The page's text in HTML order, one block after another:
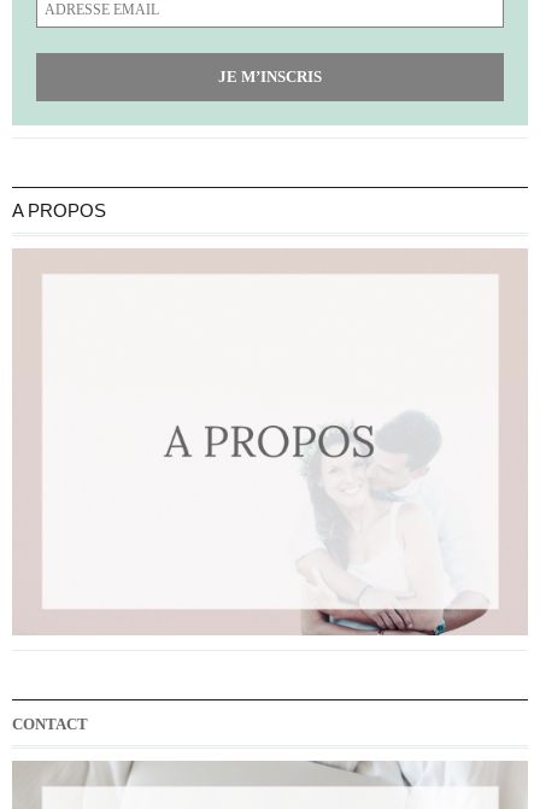
JE M’INSCRIS
A PROPOS
CONTACT